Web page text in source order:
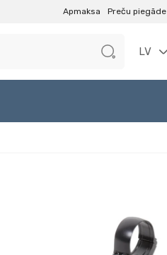
Apmaksa Preču piegāde
LV